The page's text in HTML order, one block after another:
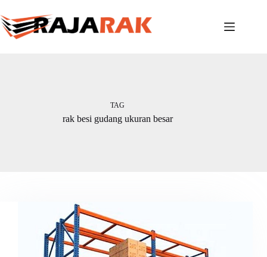
to
content
TAG
rak besi gudang ukuran besar